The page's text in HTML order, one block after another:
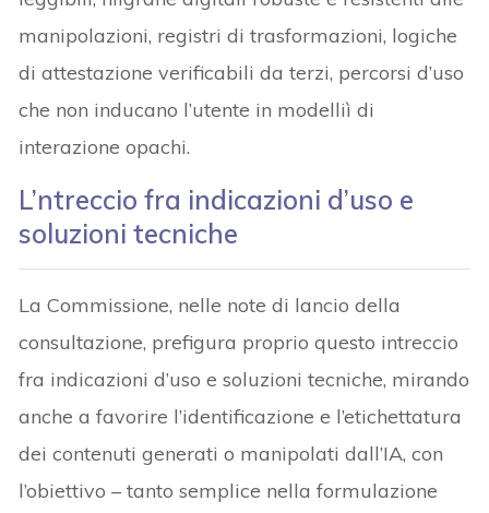
manipolazioni, registri di trasformazioni, logiche
di attestazione verificabili da terzi, percorsi d’uso
che non inducano l’utente in modelliì di
interazione opachi.
L’ntreccio fra indicazioni d’uso e
soluzioni tecniche
La Commissione, nelle note di lancio della
consultazione, prefigura proprio questo intreccio
fra indicazioni d’uso e soluzioni tecniche, mirando
anche a favorire l’identificazione e l’etichettatura
dei contenuti generati o manipolati dall’IA, con
l’obiettivo – tanto semplice nella formulazione